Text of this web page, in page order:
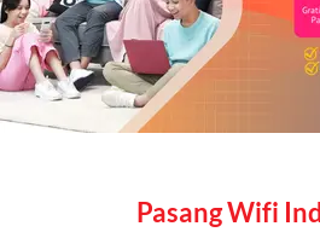
Pasang Wifi